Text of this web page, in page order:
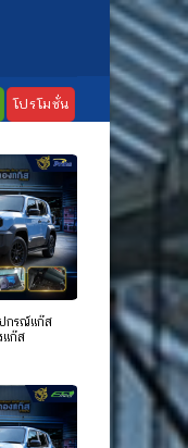
โปรโมชั่น
กรณ์แก๊ส
แก๊ส